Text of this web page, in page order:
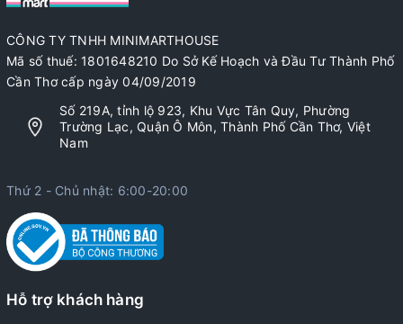
CÔNG TY TNHH MINIMARTHOUSE
Mã số thuế: 1801648210 Do Sở Kế Hoạch và Đầu Tư Thành Phố
Cần Thơ cấp ngày 04/09/2019
Số 219A, tỉnh lộ 923, Khu Vực Tân Quy, Phường
Trường Lạc, Quận Ô Môn, Thành Phố Cần Thơ, Việt
Nam
Thứ 2 - Chủ nhật: 6:00-20:00
Hỗ trợ khách hàng